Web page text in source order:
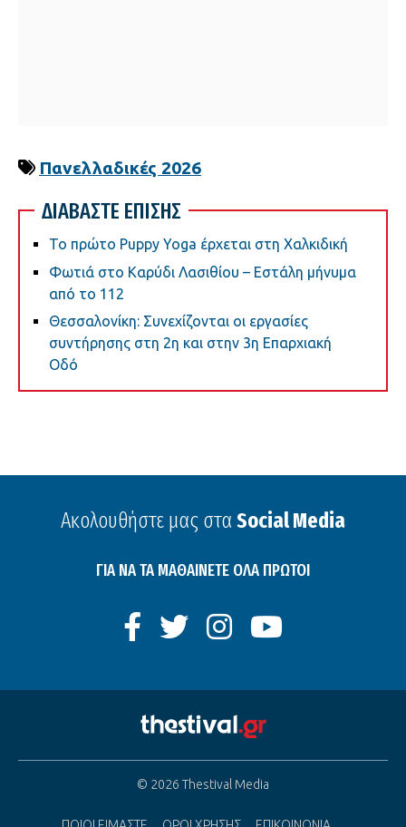
Πανελλαδικές 2026
ΔΙΑΒΑΣΤΕ ΕΠΙΣΗΣ
Το πρώτο Puppy Yoga έρχεται στη Χαλκιδική
Φωτιά στο Καρύδι Λασιθίου – Εστάλη μήνυμα
από το 112
Θεσσαλονίκη: Συνεχίζονται οι εργασίες
συντήρησης στη 2η και στην 3η Επαρχιακή
Οδό
Ακολουθήστε μας στα Social Media
ΓΙΑ ΝΑ ΤΑ ΜΑΘΑΙΝΕΤΕ ΟΛΑ ΠΡΩΤΟΙ
© 2026 Thestival Media